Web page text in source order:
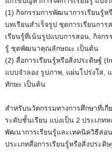
(1) กิจกรรมการพัฒนาการเรียนรู้ห
บทเรียนสำเร็จรูป ชุดการเรียนกา
เรียนรู้ที่เน้นรูปแบบการสอน, กิจกร
รู้ ชุดพัฒนาคุณลักษณะ เป็นต้น
(2) สื่อการเรียนรู้หรือสิ่งประดิษฐ์
แบบจำลอง รูปภาพ, แผ่นโปร่งใส,
ทักษะ เป็นต้น
สำหรับนวัตกรรมทางการศึกษาที่เกี่
ระดับชั้นเรียน แบ่งเป็น 2 ประเภท
พัฒนาการเรียนรู้และเทคนิควิธีสอ
ประเภทสื่อการเรียนรู้หรือสิ่งประดิ